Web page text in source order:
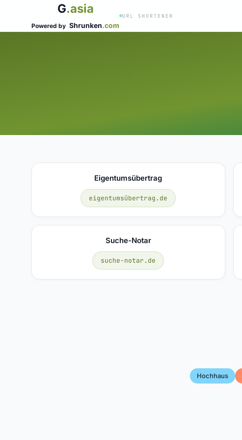
G.asia
Powered by Shrunken.com
URL SHORTENER
Eigentumsübertrag
eigentumsübertrag.de
Suche-Notar
suche-notar.de
Hochhaus